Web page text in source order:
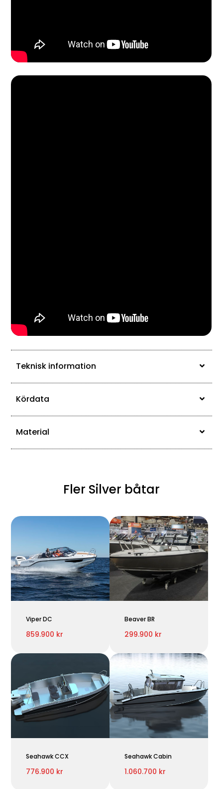
Teknisk information
Kördata
Material
Fler Silver båtar
Viper DC
859.900 kr
Beaver BR
299.900 kr
Seahawk CCX
776.900 kr
Seahawk Cabin
1.060.700 kr